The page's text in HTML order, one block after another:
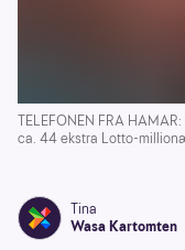
TELEFONEN FRA
ca. 44 ekstra Lotto-
Tina
Wasa Kartomten